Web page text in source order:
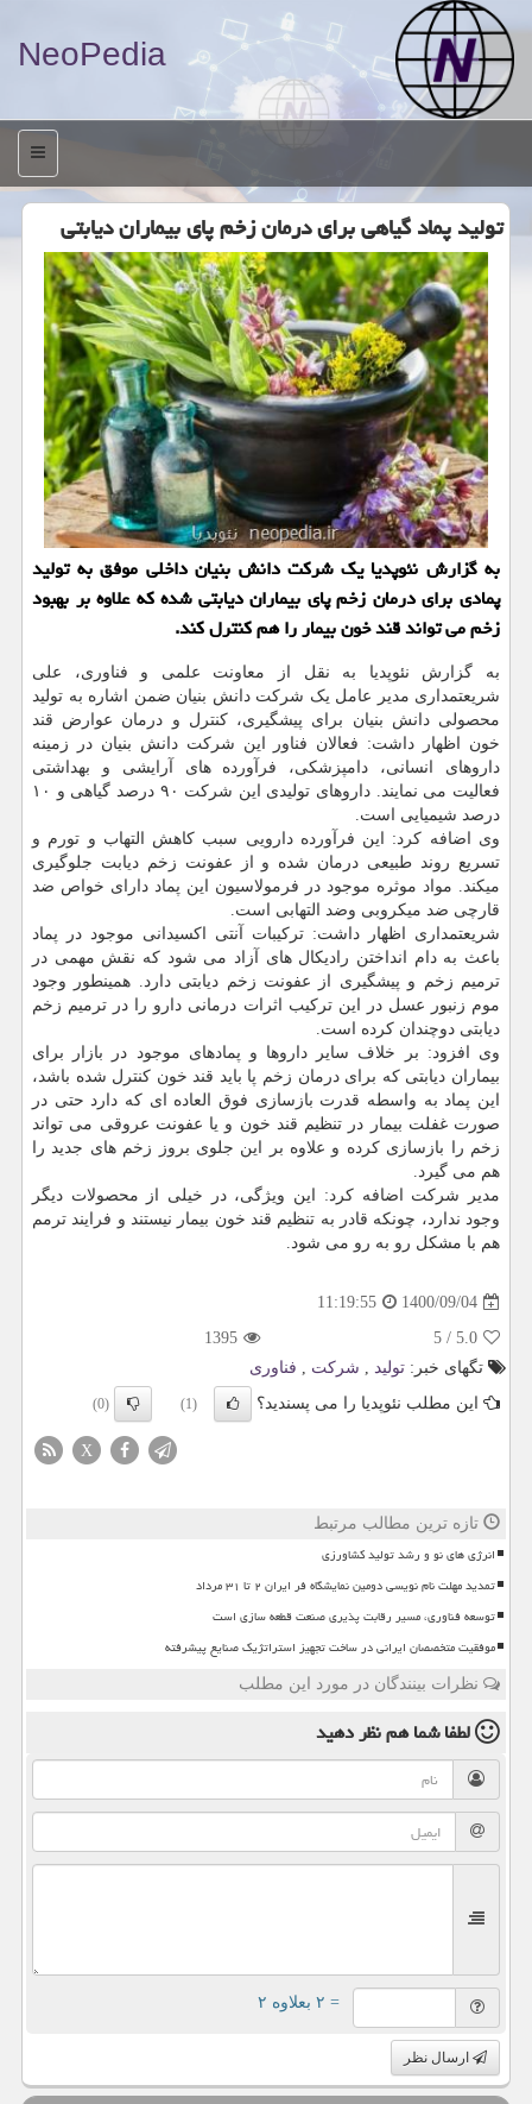
NeoPedia
منو
تولید پماد گیاهی برای درمان زخم پای بیماران دیابتی
به گزارش نئوپدیا یک شرکت دانش بنیان داخلی موفق به تولید
پمادی برای درمان زخم پای بیماران دیابتی شده که علاوه بر بهبود
زخم می تواند قند خون بیمار را هم کنترل کند.
به گزارش نئوپدیا به نقل از معاونت علمی و فناوری، علی
شریعتمداری مدیر عامل یک شرکت دانش بنیان ضمن اشاره به تولید
محصولی دانش بنیان برای پیشگیری، کنترل و درمان عوارض قند
خون اظهار داشت: فعالان فناور این شرکت دانش بنیان در زمینه
داروهای انسانی، دامپزشکی، فرآورده های آرایشی و بهداشتی
فعالیت می نمایند. داروهای تولیدی این شرکت ۹۰ درصد گیاهی و ۱۰
درصد شیمیایی است.
وی اضافه کرد: این فرآورده دارویی سبب کاهش التهاب و تورم و
تسریع روند طبیعی درمان شده و از عفونت زخم دیابت جلوگیری
میکند. مواد موثره موجود در فرمولاسیون این پماد دارای خواص ضد
قارچی ضد میکروبی وضد التهابی است.
شریعتمداری اظهار داشت: ترکیبات آنتی اکسیدانی موجود در پماد
باعث به دام انداختن رادیکال های آزاد می شود که نقش مهمی در
ترمیم زخم و پیشگیری از عفونت زخم دیابتی دارد. همینطور وجود
موم زنبور عسل در این ترکیب اثرات درمانی دارو را در ترمیم زخم
دیابتی دوچندان کرده است.
وی افزود: بر خلاف سایر داروها و پمادهای موجود در بازار برای
بیماران دیابتی که برای درمان زخم پا باید قند خون کنترل شده باشد،
این پماد به واسطه قدرت بازسازی فوق العاده ای که دارد حتی در
صورت غفلت بیمار در تنظیم قند خون و یا عفونت عروقی می تواند
زخم را بازسازی کرده و علاوه بر این جلوی بروز زخم های جدید را
هم می گیرد.
مدیر شرکت اضافه کرد: این ویژگی، در خیلی از محصولات دیگر
وجود ندارد، چونکه قادر به تنظیم قند خون بیمار نیستند و فرایند ترمم
هم با مشکل رو به رو می شود.
1400/09/04
11:19:55
5.0
/
5
1395
تگهای خبر: تولید , شركت , فناوری
این مطلب نئوپدیا را می پسندید؟
(1)
(0)
X
تازه ترین مطالب مرتبط
انرژی های نو و رشد تولید کشاورزی
تمدید مهلت نام نویسی دومین نمایشگاه فر ایران ۲ تا ۳۱ مرداد
توسعه فناوری، مسیر رقابت پذیری صنعت قطعه سازی است
موفقیت متخصصان ایرانی در ساخت تجهیز استراتژیک صنایع پیشرفته
نظرات بینندگان در مورد این مطلب
لطفا شما همنظر دهید
= ۲ بعلاوه ۲
ارسال نظر